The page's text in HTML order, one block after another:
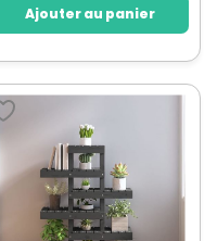
Ajouter au panier